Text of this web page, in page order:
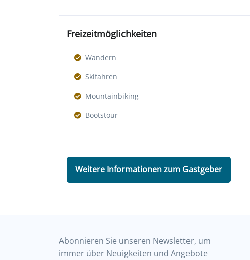
Freizeitmöglichkeiten
Wandern
Skifahren
Mountainbiking
Bootstour
Weitere Informationen zum Gastgeber
Abonnieren Sie unseren Newsletter, um
immer über Neuigkeiten und Angebote